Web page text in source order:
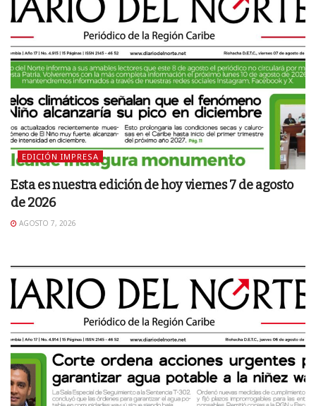
EDICIÓN IMPRESA
Esta es nuestra edición de hoy viernes 7 de agosto
de 2026
AGOSTO 7, 2026